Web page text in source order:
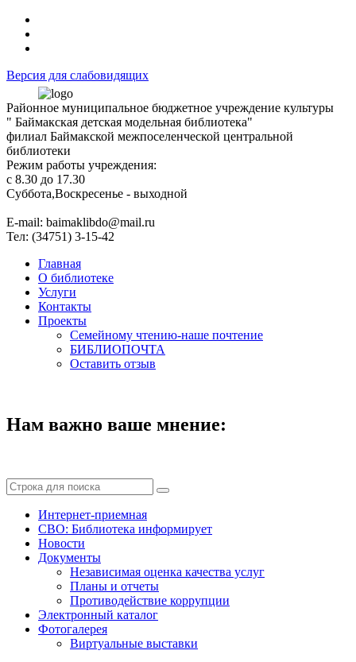
Версия для слабовидящих
Районное муниципальное бюджетное учреждение культуры
" Баймакская детская модельная библиотека"
филиал Баймакской межпоселенческой центральной
библиотеки
Режим работы учреждения:
с 8.30 до 17.30
Суббота,Воскресенье - выходной
Е-mail: baimaklibdo@mail.ru
Тел: (34751) 3-15-42
Главная
О библиотеке
Услуги
Контакты
Проекты
Семейному чтению-наше почтение
БИБЛИОПОЧТА
Оставить отзыв
Нам важно ваше мнение:
Интернет-приемная
СВО: Библиотека информирует
Новости
Документы
Независимая оценка качества услуг
Планы и отчеты
Противодействие коррупции
Электронный каталог
Фотогалерея
Виртуальные выставки